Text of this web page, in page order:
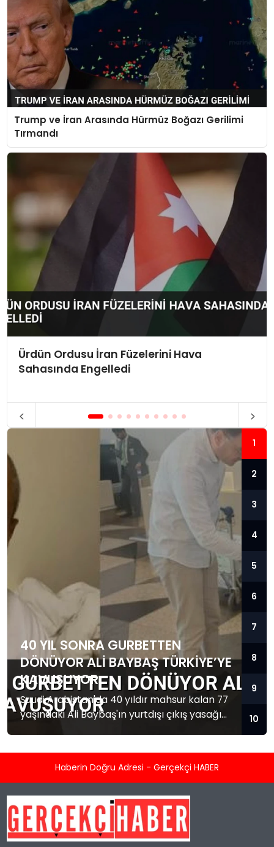
Trump ve İran Arasında Hürmüz Boğazı Gerilimi
Tırmandı
Ürdün Ordusu İran Füzelerini Hava
Sahasında Engelledi
40 YIL SONRA GURBETTEN
DÖNÜYOR ALI BAYBAŞ TÜRKIYE’YE
KAVUŞUYOR
Suudi Arabistan'da 40 yıldır mahsur kalan 77
yaşındaki Ali Baybaş'ın yurtdışı çıkış yasağı
1
2
3
4
5
6
7
8
9
10
Haberin Doğru Adresi - Gerçekçi HABER